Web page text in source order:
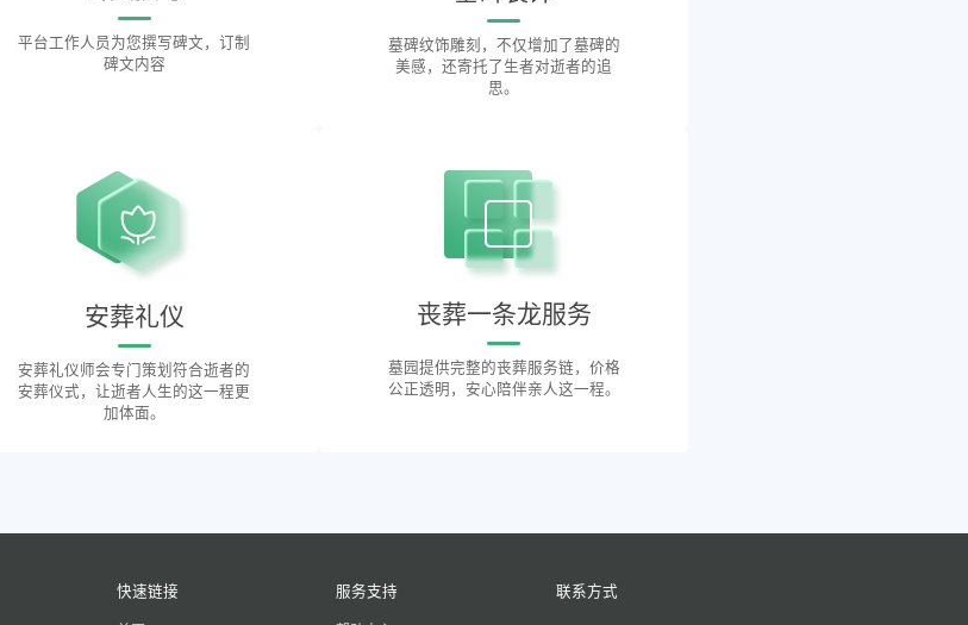
平台工作人员为您撰写碑文，订制
碑文内容
墓碑纹饰雕刻，不仅增加了墓碑的
美感，还寄托了生者对逝者的追
思。
安葬礼仪
安葬礼仪师会专门策划符合逝者的
安葬仪式，让逝者人生的这一程更
加体面。
丧葬一条龙服务
墓园提供完整的丧葬服务链，价格
公正透明，安心陪伴亲人这一程。
快速链接 服务支持 联系方式